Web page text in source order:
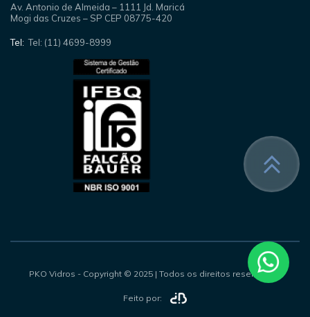
Av. Antonio de Almeida – 1111 Jd. Maricá
Mogi das Cruzes – SP CEP 08775-420
Tel: Tel: (11) 4699-8999
PKO Vidros - Copyright © 2025 | Todos os direitos reservados.
Feito por: